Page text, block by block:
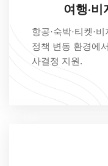
여행·
항공·숙박·티켓·
정책 변동 환경에
사결정 지원.